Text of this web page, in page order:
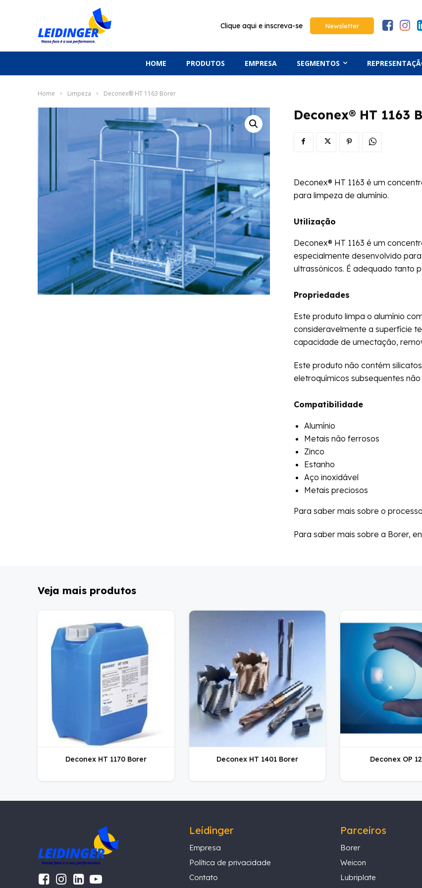
Clique aqui e inscreva-se Newsletter
HOME PRODUTOS EMPRESA SEGMENTOS
Home Limpeza Deconex® HT 1163 Borer
Deconex® HT 1163
Deconex® HT 1163 é um
para limpeza de alumínio.
Utilização
Deconex® HT 1163 é um
especialmente desenvolvido
ultrassônicos. É adequado tanto
Propriedades
Este produto limpa o alumínio
consideravelmente a superfície
capacidade de umectação,
Este produto não contém
eletroquímicos subsequentes
Compatibilidade
Alumínio
Metais não ferrosos
Zinco
Estanho
Aço inoxidável
Metais preciosos
Para saber mais sobre o
Para saber mais sobre a Borer,
Veja mais produtos
Deconex HT 1170 Borer Deconex HT 1401 Borer Deconex OP
Leidinger
Empresa
Política de privacidade
Contato
Parceiros
Borer
Weicon
Lubriplate